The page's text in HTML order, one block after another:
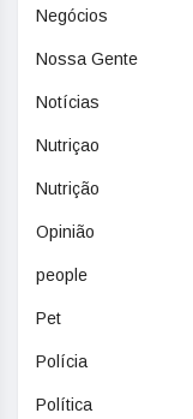
Negócios
Nossa Gente
Notícias
Nutriçao
Nutrição
Opinião
people
Pet
Polícia
Política